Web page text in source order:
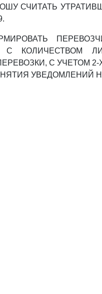
СЧИТАТЬ
КОЛИЧЕСТВОМ
С УЧЕТОМ
УВЕДОМЛЕНИЙ